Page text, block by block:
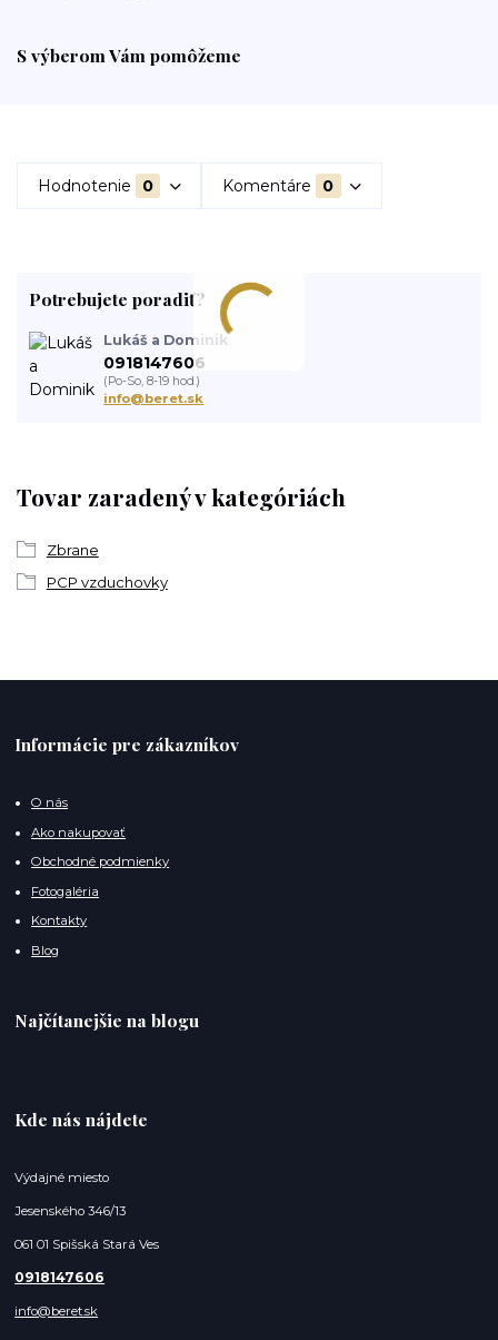
S výberom Vám pomôžeme
Hodnotenie 0 Komentáre 0
Tovar zaradený v kategóriách
Zbrane
PCP vzduchovky
Potrebujete poradiť?
Lukáš a Dominik
0918147606
(Po-So, 8-19 hod.)
info@beret.sk
Informácie pre zákazníkov
O nás
Ako nakupovať
Obchodné podmienky
Fotogaléria
Kontakty
Blog
Najčítanejšie na blogu
Kde nás nájdete
Výdajné miesto
Jesenského 346/13
061 01 Spišská Stará Ves
0918147606
info@beret.sk